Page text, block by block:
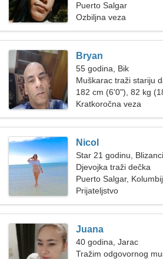
Puerto Salgar
Ozbiljna veza
Bryan
55 godina, Bik
Muškarac traži stariju
182 cm (6'0"), 82 kg
Kratkoročna veza
Nicol
Star 21 godinu, Blizanci
Djevojka traži dečka
Puerto Salgar,
Prijateljstvo
Juana
40 godina, Jarac
Tražim odgovornog